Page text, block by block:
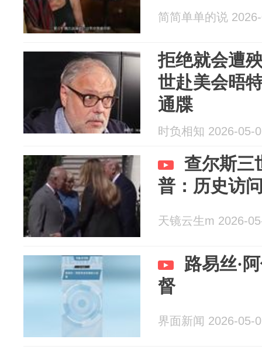
简简单单的说
拒绝就会遭
世赴美会晤
通牒
时负相知 2026-05-
查尔斯三
普：历史访
天镜云生m 2026-
路易丝·
督
界面新闻 2026-05-